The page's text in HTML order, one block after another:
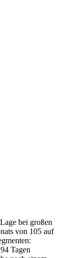
bei großen
von 105 auf
Tagen